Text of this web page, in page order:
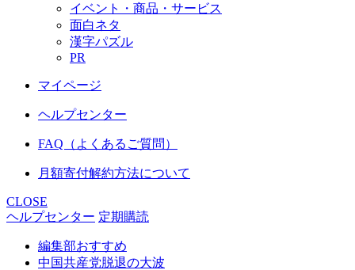
イベント・商品・サービス
面白ネタ
漢字パズル
PR
マイページ
ヘルプセンター
FAQ（よくあるご質問）
月額寄付解約方法について
CLOSE
ヘルプセンター 定期購読
編集部おすすめ
中国共産党脱退の大波